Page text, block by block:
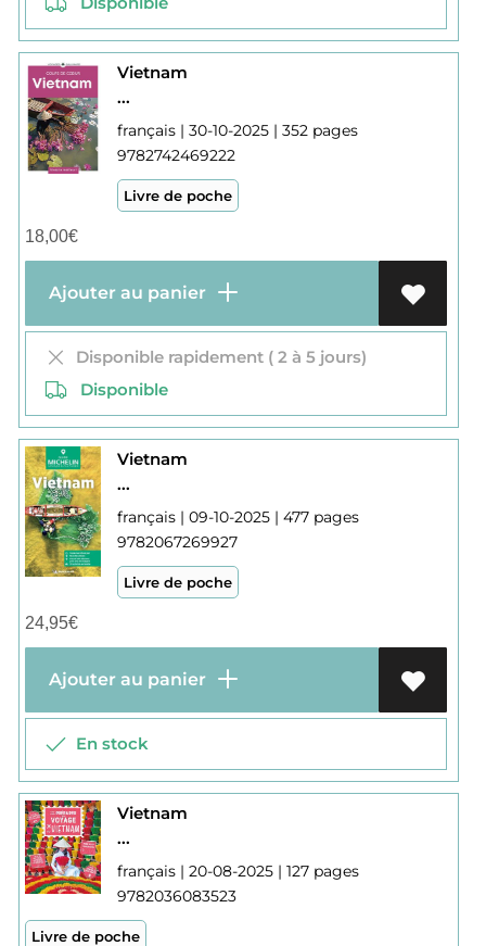
Vietnam
...
français | 30-10-2025 | 352 pages
9782742469222
Livre de poche
18,00€
Ajouter au panier
Disponible rapidement ( 2 à 5 jours)
Disponible
Vietnam
...
français | 09-10-2025 | 477 pages
9782067269927
Livre de poche
24,95€
Ajouter au panier
En stock
Vietnam
...
français | 20-08-2025 | 127 pages
9782036083523
Livre de poche